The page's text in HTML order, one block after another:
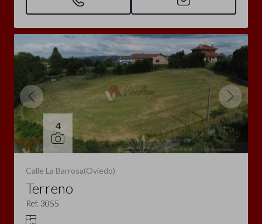
4
Calle La Barrosa(Oviedo)
Terreno
Ref. 3055